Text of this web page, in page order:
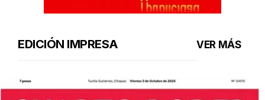
EDICIÓN IMPRESA VER MÁS